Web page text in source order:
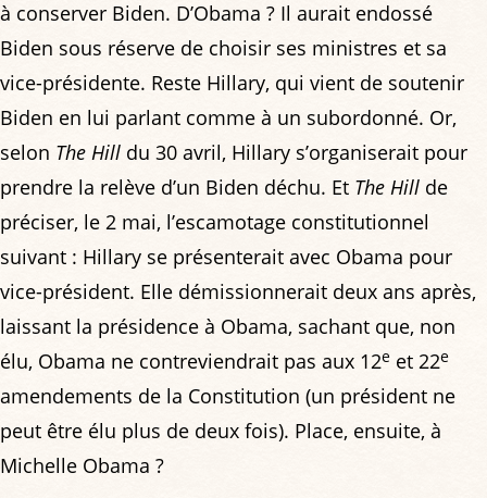
à conserver Biden. D’Obama ? Il aurait endossé
Biden sous réserve de choisir ses ministres et sa
vice-présidente. Reste Hillary, qui vient de soutenir
Biden en lui parlant comme à un subordonné. Or,
selon The Hill du 30 avril, Hillary s’organiserait pour
prendre la relève d’un Biden déchu. Et The Hill de
préciser, le 2 mai, l’escamotage constitutionnel
suivant : Hillary se présenterait avec Obama pour
vice-président. Elle démissionnerait deux ans après,
laissant la présidence à Obama, sachant que, non
élu, Obama ne contreviendrait pas aux 12e et 22e
amendements de la Constitution (un président ne
peut être élu plus de deux fois). Place, ensuite, à
Michelle Obama ?